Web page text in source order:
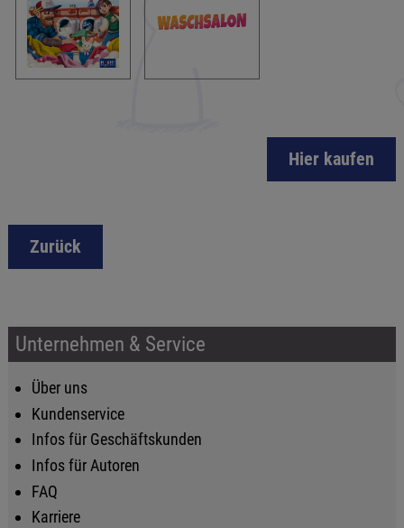
Hier kaufen
Zurück
Unternehmen & Service
Über uns
Kundenservice
Infos für Geschäftskunden
Infos für Autoren
FAQ
Karriere